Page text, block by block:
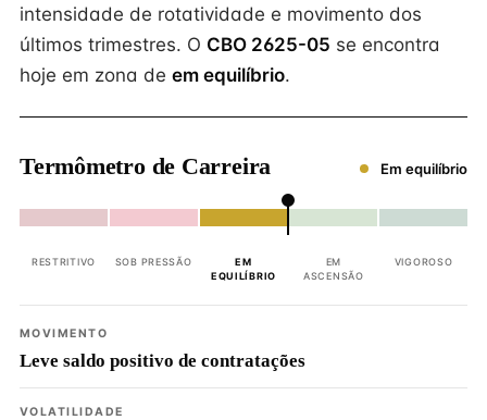
intensidade de rotatividade e movimento dos
últimos trimestres. O CBO 2625-05 se encontra
hoje em zona de em equilíbrio.
Termômetro de Carreira Em equilíbrio
RESTRITIVO SOB PRESSÃO
EM
EQUILÍBRIO
EM
ASCENSÃO
VIGOROSO
MOVIMENTO
Leve saldo positivo de contratações
VOLATILIDADE